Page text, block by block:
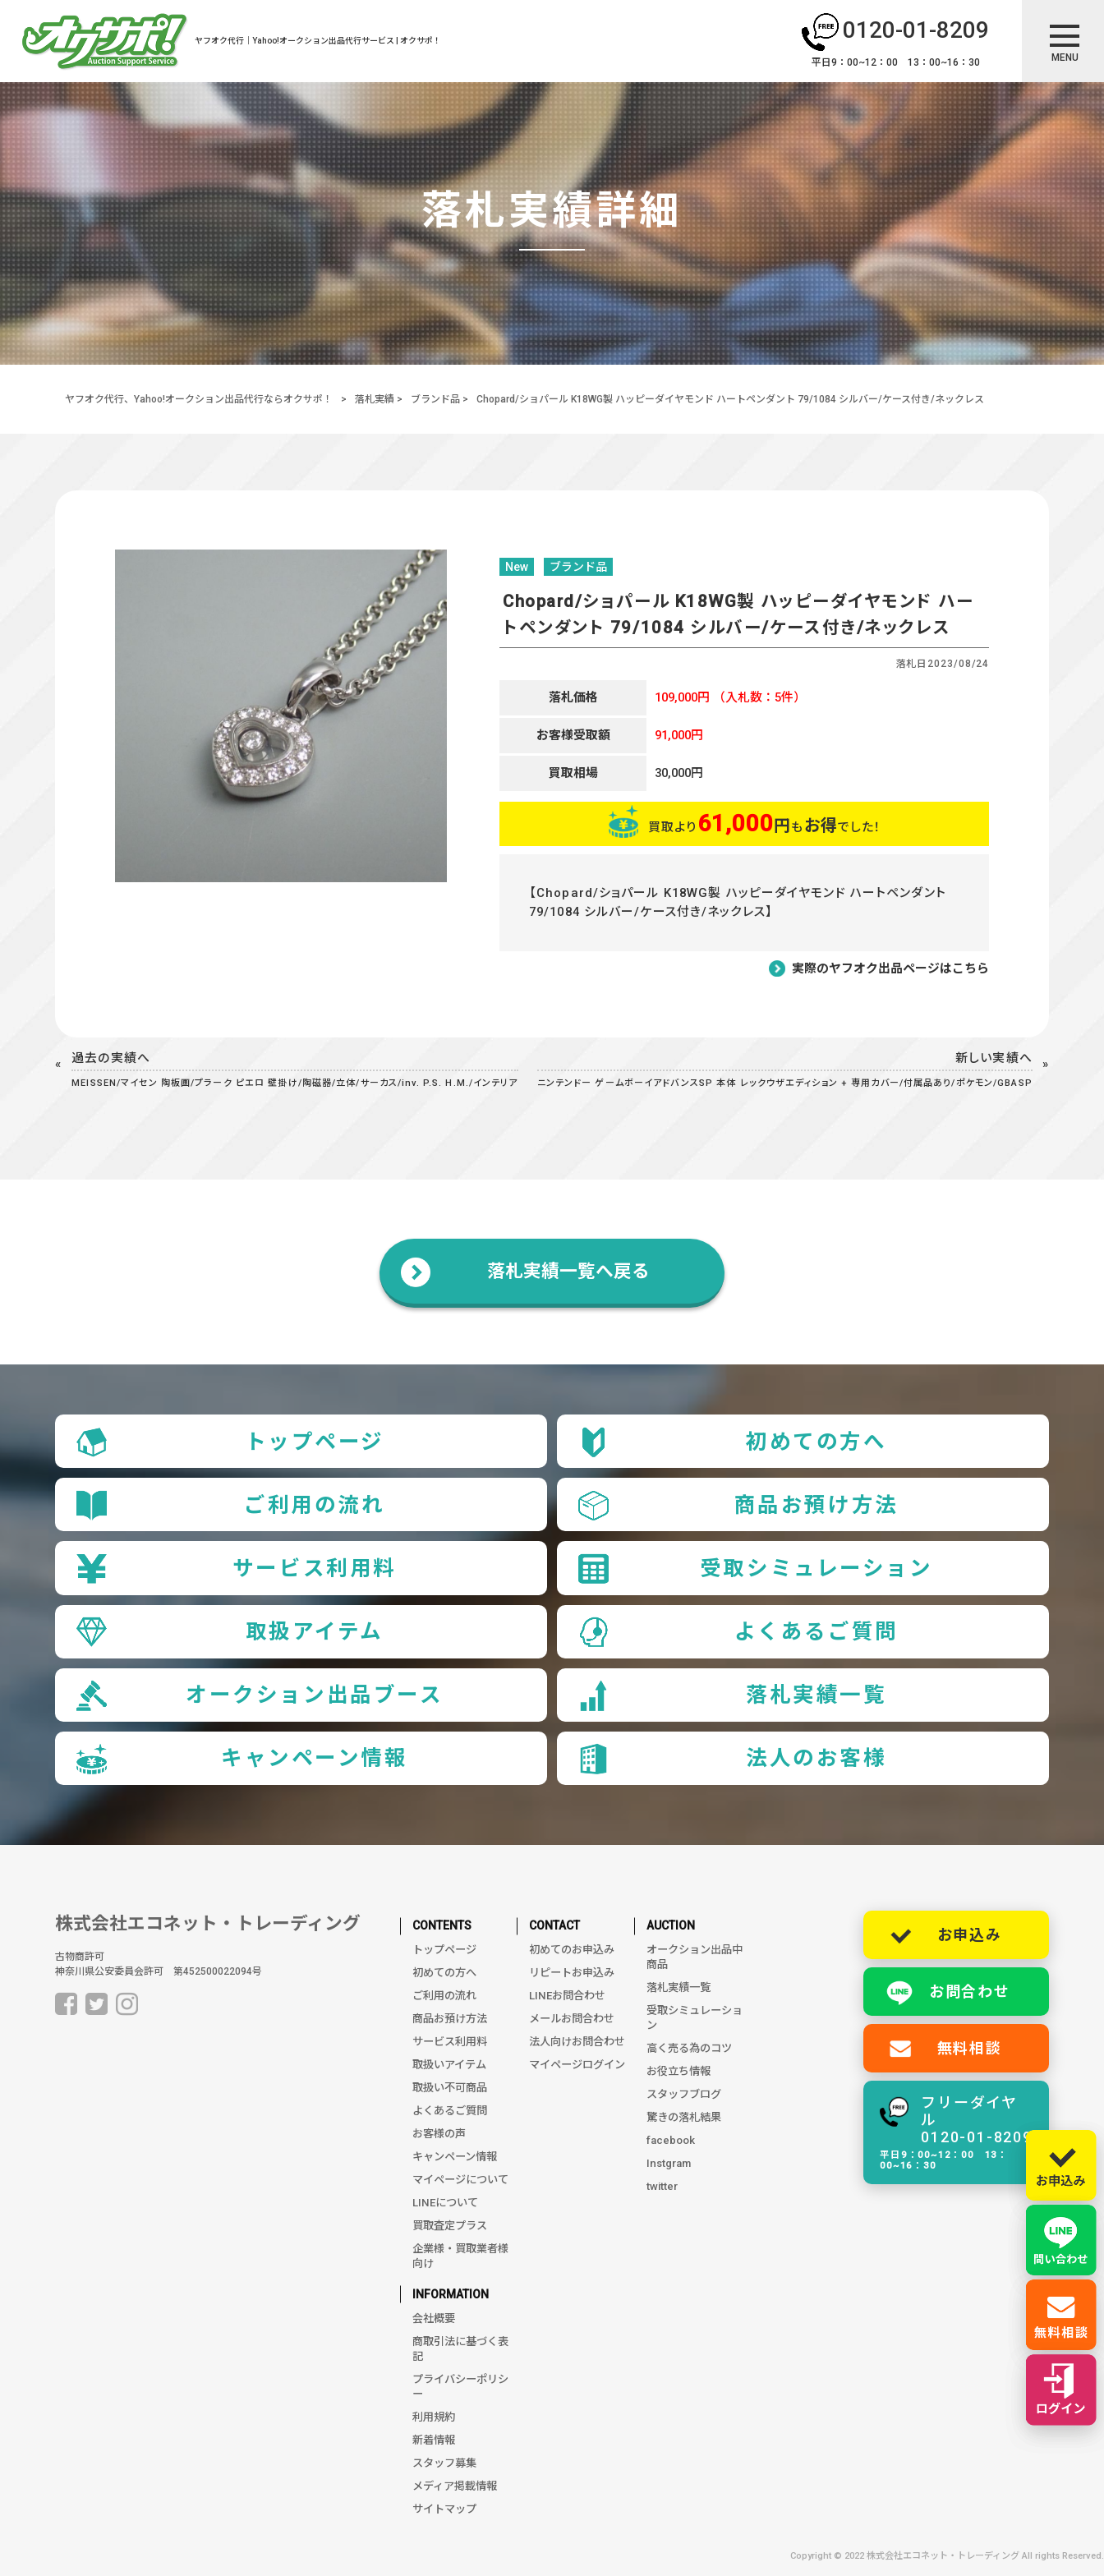
ヤフオク代行｜Yahoo!オークション出品代行サービス | オクサポ！ 0120-01-8209
平日9：00~12：00 13：00~16：30 MENU
落札実績詳細
ヤフオク代行、Yahoo!オークション出品代行ならオクサポ！ > 落札実績 > ブランド品> Chopard/ショパール K18WG製 ハッピーダイヤモンド ハートペンダント 79/1084 シルバー/ケース付き/ネックレス
New ブランド品
Chopard/ショパール K18WG製 ハッピーダイヤモンド ハー
トペンダント 79/1084 シルバー/ケース付き/ネックレス
落札日 2023/08/24
落札価格 109,000円 （入札数：5件）
お客様受取額 91,000円
買取相場 30,000円
買取より 61,000円も お得でした！
【Chopard/ショパール K18WG製 ハッピーダイヤモンド ハートペンダント
79/1084 シルバー/ケース付き/ネックレス】
実際のヤフオク出品ページはこちら
過去の実績へ
MEISSEN/マイセン 陶板画/プラーク ピエロ 壁掛け/陶磁器/立体/サーカス/inv. P.S. H.M./インテリア
新しい実績へ
ニンテンドー ゲームボーイアドバンスSP 本体 レックウザエディション + 専用カバー/付属品あり/ポケモン/GBASP
落札実績一覧へ戻る
トップページ 初めての方へ
ご利用の流れ 商品お預け方法
サービス利用料 受取シミュレーション
取扱アイテム よくあるご質問
オークション出品ブース 落札実績一覧
キャンペーン情報 法人のお客様
株式会社エコネット・トレーディング
古物商許可
神奈川県公安委員会許可 第452500022094号
CONTENTS
トップページ
初めての方へ
ご利用の流れ
商品お預け方法
サービス利用料
取扱いアイテム
取扱い不可商品
よくあるご質問
お客様の声
キャンペーン情報
マイページについて
LINEについて
買取査定プラス
企業様・買取業者様
向け
CONTACT
初めてのお申込み
リピートお申込み
LINEお問合わせ
メールお問合わせ
法人向けお問合わせ
マイページログイン
AUCTION
オークション出品中
商品
落札実績一覧
受取シミュレーショ
ン
高く売る為のコツ
お役立ち情報
スタッフブログ
驚きの落札結果
facebook
Instgram
twitter
INFORMATION
会社概要
商取引法に基づく表
記
プライバシーポリシ
ー
利用規約
新着情報
スタッフ募集
メディア掲載情報
サイトマップ
お申込み
お問合わせ
無料相談
フリーダイヤ
ル
0120-01-8209
平日9：00~12：00 13：
00~16：30
Copyright © 2022 株式会社エコネット・トレーディング All rights Reserved.